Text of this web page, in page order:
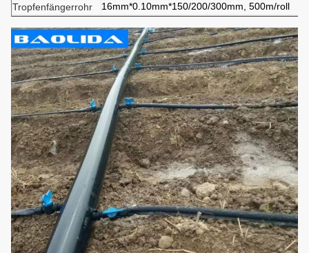
Tropfenfängerrohr
16mm*0.10mm*150/200/300mm, 500m/roll